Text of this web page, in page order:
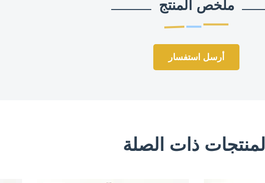
ملخص المنتج
أرسل استفسار
المنتجات ذات الصلة